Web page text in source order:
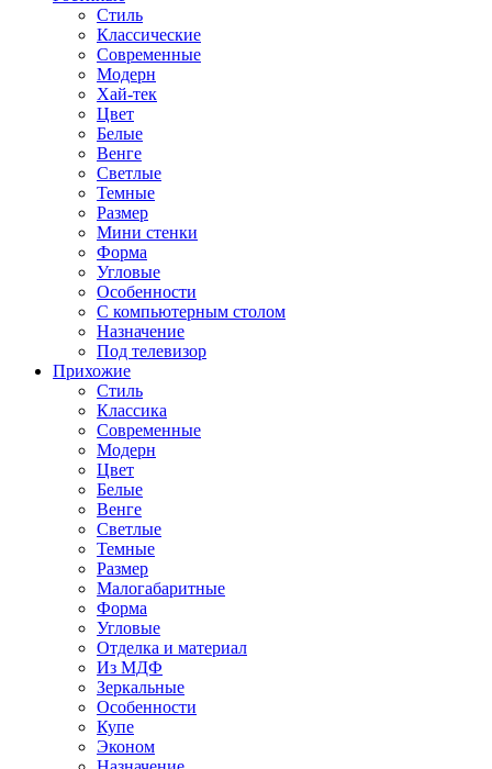
Стиль
Классические
Современные
Модерн
Хай-тек
Цвет
Белые
Венге
Светлые
Темные
Размер
Мини стенки
Форма
Угловые
Особенности
С компьютерным столом
Назначение
Под телевизор
Прихожие
Стиль
Классика
Современные
Модерн
Цвет
Белые
Венге
Светлые
Темные
Размер
Малогабаритные
Форма
Угловые
Отделка и материал
Из МДФ
Зеркальные
Особенности
Купе
Эконом